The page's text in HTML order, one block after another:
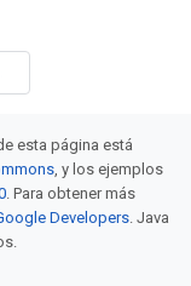
esta página está
, y los ejemplos
. Para obtener más
Developers. Java